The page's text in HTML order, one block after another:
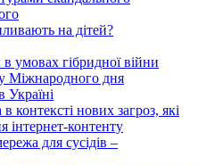
на дітей?
умовах гібридної війни
Міжнародного дня
Україні
контексті нових загроз, які
інтернет-контенту
для сусідів –